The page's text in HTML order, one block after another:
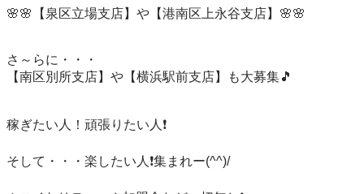
🌸🌸【泉区立場支店】や【港南区上永谷支店】🌸🌸
さ～らに・・・
【南区別所支店】や【横浜駅前支店】も大募集🎵
稼ぎたい人！頑張りたい人❗️
そして・・・楽したい人❗️集まれー(^^)/